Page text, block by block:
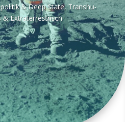
& Deep Sta­te,Trans­hu­
& Extraterrestrisch